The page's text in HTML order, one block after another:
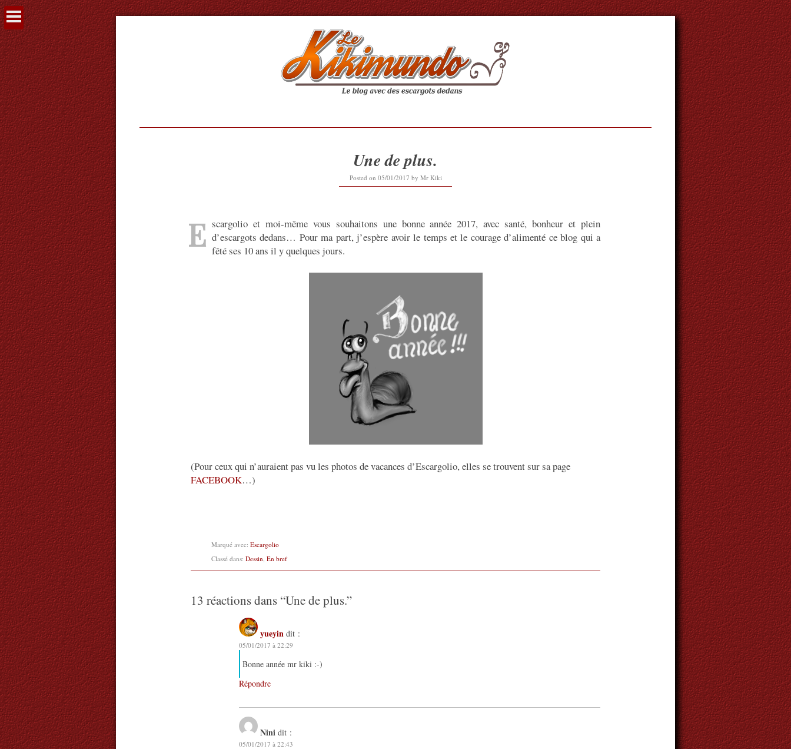
Voir
le
contenu
Une de plus.
Posted on 05/01/2017 by Mr Kiki
E scargolio et moi-même vous souhaitons une bonne année 2017, avec santé, bonheur et plein
d’escargots dedans… Pour ma part, j’espère avoir le temps et le courage d’alimenté ce blog qui a
fêté ses 10 ans il y quelques jours.
(Pour ceux qui n’auraient pas vu les photos de vacances d’Escargolio, elles se trouvent sur sa page
FACEBOOK…)
Marqué avec: Escargolio
Classé dans: Dessin En bref
13 réactions dans “Une de plus.”
yueyin dit :
05/01/2017 à 22:29
Bonne année mr kiki :-)
Répondre
Nini dit :
05/01/2017 à 22:43